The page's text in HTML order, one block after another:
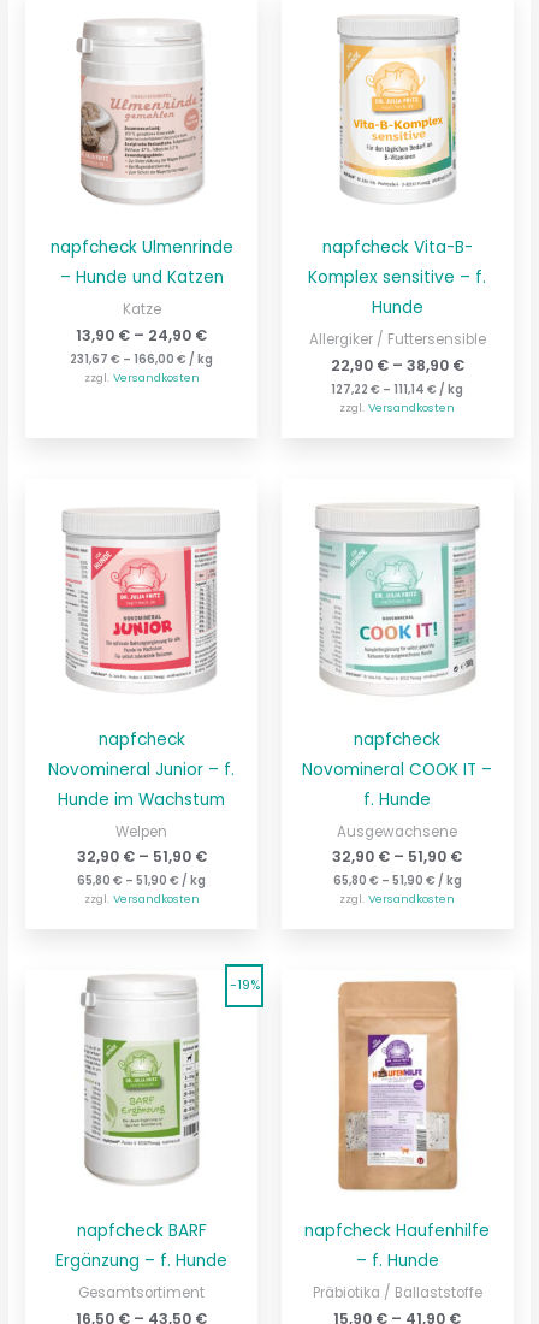
napfcheck Ulmenrinde
– Hunde und Katzen
Katze
13,90 € – 24,90 €
231,67€ –166,00€ / kg
zzgl. Versandkosten
napfcheck Vita-B-
Komplex sensitive – f.
Hunde
Allergiker / Futtersensible
22,90 €– 38,90 €
127,22€ –111,14€ / kg
zzgl.Versandkosten
napfcheck
Novomineral Junior – f.
Hunde im Wachstum
Welpen
32,90 €– 51,90 €
65,80€ –51,90€ / kg
zzgl. Versandkosten
napfcheck
Novomineral COOK IT –
f. Hunde
Ausgewachsene
32,90 € – 51,90 €
65,80 € – 51,90 € / kg
zzgl.Versandkosten
-19%
napfcheck BARF
Ergänzung – f. Hunde
Gesamtsortiment
16,50 € – 43,50 €
napfcheck Haufenhilfe
– f. Hunde
Präbiotika / Ballaststoffe
15,90 € – 41,90 €